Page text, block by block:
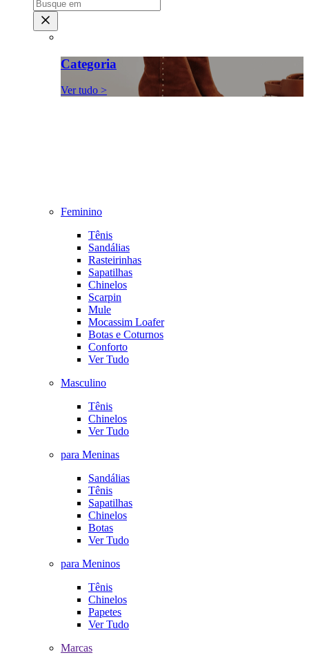
Categoria
Ver tudo >
Feminino
Tênis
Sandálias
Rasteirinhas
Sapatilhas
Chinelos
Scarpin
Mule
Mocassim Loafer
Botas e Coturnos
Conforto
Ver Tudo
Masculino
Tênis
Chinelos
Ver Tudo
para Meninas
Sandálias
Tênis
Sapatilhas
Chinelos
Botas
Ver Tudo
para Meninos
Tênis
Chinelos
Papetes
Ver Tudo
Marcas